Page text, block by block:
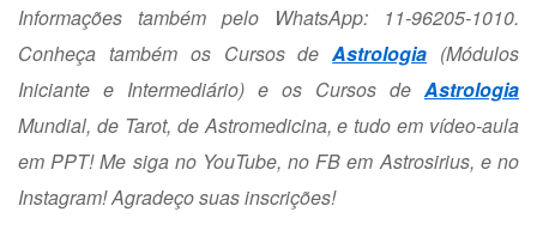
Informações também pelo WhatsApp: 11-96205-1010.
Conheça também os Cursos deAstrologia (Módulos
Iniciante e Intermediário) e os Cursos de Astrologia
Mundial, de Tarot, de Astromedicina, e tudo em vídeo-aula
em PPT! Me siga no YouTube, no FB em Astrosirius, e no
Instagram! Agradeço suas inscrições!